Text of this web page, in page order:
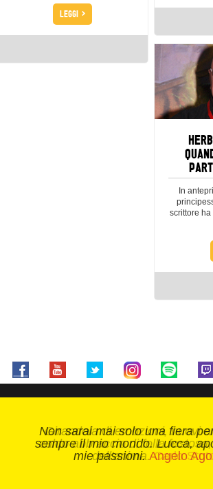
LEGGI >
In
scrittore
Non sarai mai solo una fiera
sempre il mio mondo. Lucca,
mie passioni.Angelo
Girandola di emozioni, nuovi
caldo abbraccio di folla
dell'anima.Carlo